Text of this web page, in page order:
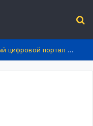
В области Ұлытау запущен Единый цифровой портал услуг